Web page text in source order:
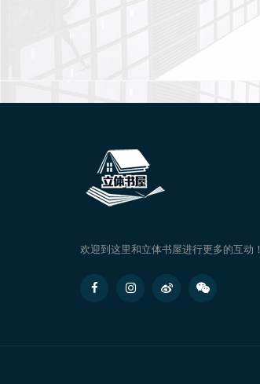
欢迎到这里和立体书屋进行更多的互动！